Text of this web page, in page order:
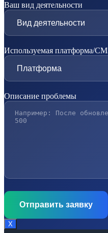
Ваш вид деятельности
Используемая платформа/
Описание проблемы
Х